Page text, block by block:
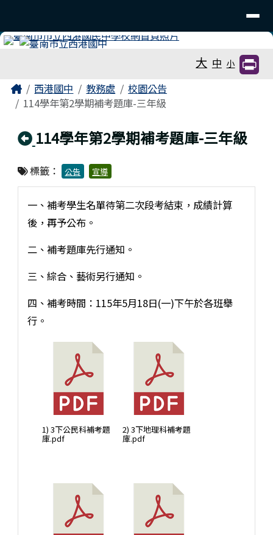
大 中 小
主內容區域
Home西港國中 教務處
校園公告
114學年第2學期補考題庫-三年級
回上頁
114學年第2學期補考題庫-三年級
標籤： 公告 宣導
一、補考學生名單待第二次段考結束，成績計算
後，再予公布。
二、補考題庫先行通知。
三、綜合、藝術另行通知。
四、補考時間：115年5月18日(一)下午於各班舉
行。
1) 3下公民科補考題
庫.pdf
2) 3下地理科補考題
庫.pdf
頁尾區域